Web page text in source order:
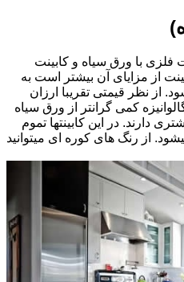
فلزی با ورق سیاه و کابینت
از مزایای آن بیشتر است به
از نظر قیمتی تقریبا ارزان
کمی گرانتر از ورق سیاه
دارند. در این کابینتها تموم
از رنگ های کوره ای میتوانید